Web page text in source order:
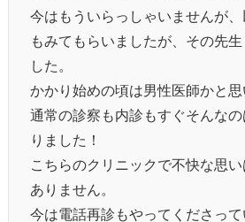
今はもういらっしゃいませんが
もみてもらいましたが、その先
した。
かかり始めの頃は男性医師かと思
通常の診察も内診もすぐそんな
りました！
こちらのクリニックで不快な思
ありません。
今は電話再診もやってくださっ